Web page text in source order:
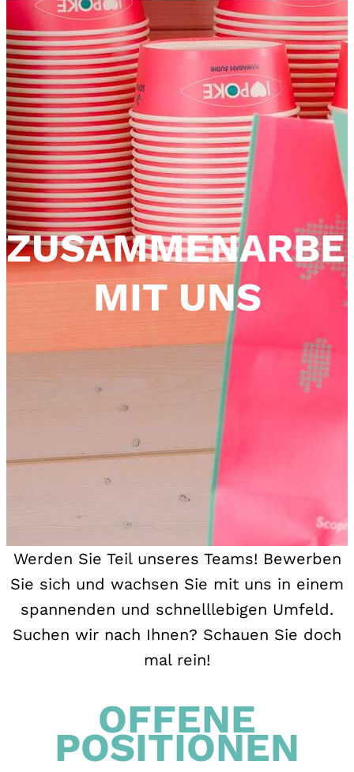
MIT UNS
Werden Sie Teil unseres Teams! Bewerben
Sie sich und wachsen Sie mit uns in einem
spannenden und schnelllebigen Umfeld.
Suchen wir nach Ihnen? Schauen Sie doch
mal rein!
OFFENE
POSITIONEN